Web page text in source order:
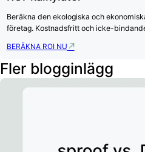
Beräkna den ekologiska och
företag. Kostnadsfritt och icke-
BERÄKNA ROI NU
Fler blogginlägg